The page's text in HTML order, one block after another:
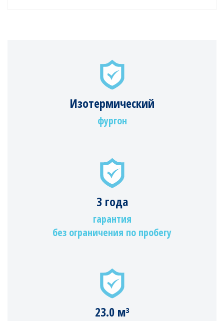
Изотермический
фургон
3 года
гарантия
без ограничения по пробегу
23.0 м³